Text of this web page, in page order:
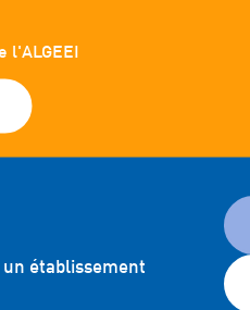
l'ALGEEI
établissement